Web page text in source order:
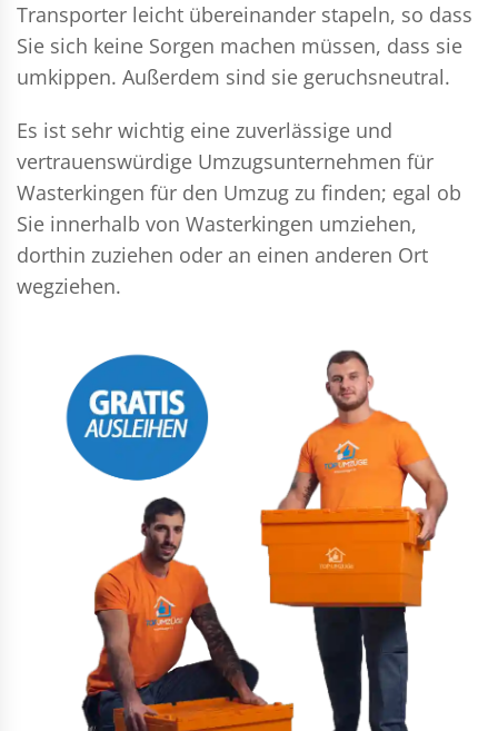
Transporter leicht übereinander stapeln, so dass
Sie sich keine Sorgen machen müssen, dass sie
umkippen. Außerdem sind sie geruchsneutral.
Es ist sehr wichtig eine zuverlässige und
vertrauenswürdige Umzugsunternehmen für
Wasterkingen für den Umzug zu finden; egal ob
Sie innerhalb von Wasterkingen umziehen,
dorthin zuziehen oder an einen anderen Ort
wegziehen.